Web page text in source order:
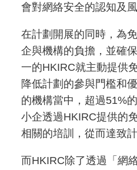
會對網絡安全的認知及
在計劃開展的同時，為
企與機構的負擔，並確
一的HKIRC就主動提供
降低計劃的參與門檻和
的機構當中，超過51%
小企透過HKIRC提供的
相關的培訓，從而達致
而HKIRC除了透過「網